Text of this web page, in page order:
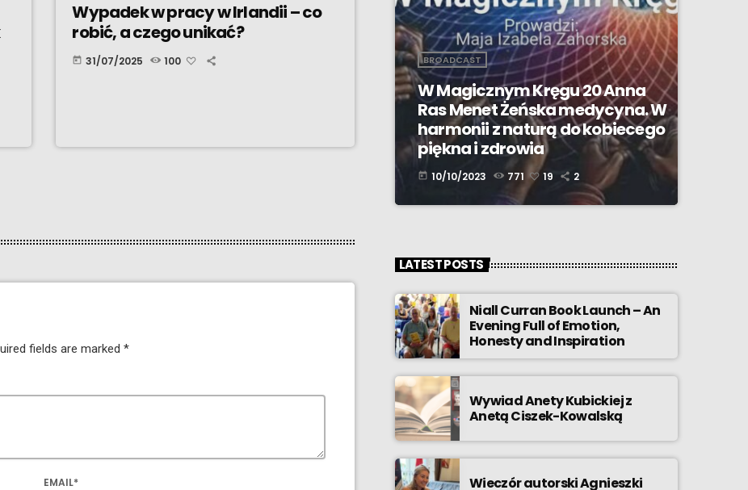
Wypadek w pracy w Irlandii – co
robić, a czego unikać?
today 31/07/2025 100
fields are marked *
EMAIL*
BROADCAST
W Magicznym Kręgu 20 Anna
Ras Menet Żeńska medycyna. W
harmonii z naturą do kobiecego
piękna i zdrowia
today 10/10/2023 771 19 2
LATEST POSTS
Niall Curran Book Launch – An
Evening Full of Emotion,
Honesty and Inspiration
Wywiad Anety Kubickiej z
Anetą Ciszek-Kowalską
Wieczór autorski Agnieszki